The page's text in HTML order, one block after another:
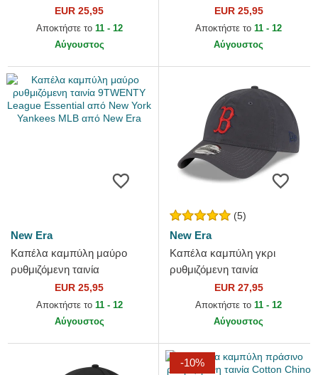
League Essential από New
York Yankees MLB από New
EUR 25,95
Αποκτήστε το 11 - 12
Αύγουστος
League Essential από New
York Yankees MLB από New
EUR 25,95
Αποκτήστε το 11 - 12
Αύγουστος
New Era
Καπέλα καμπύλη μαύρο
ρυθμιζόμενη ταινία
9TWENTY League Essential
από New York Yankees MLB
από New...
EUR 25,95
Αποκτήστε το 11 - 12
Αύγουστος
(5)
New Era
Καπέλα καμπύλη γκρι
ρυθμιζόμενη ταινία
9TWENTY Core Classic από
Boston Red Sox MLB από
EUR 27,95
Αποκτήστε το 11 - 12
Αύγουστος
-10%